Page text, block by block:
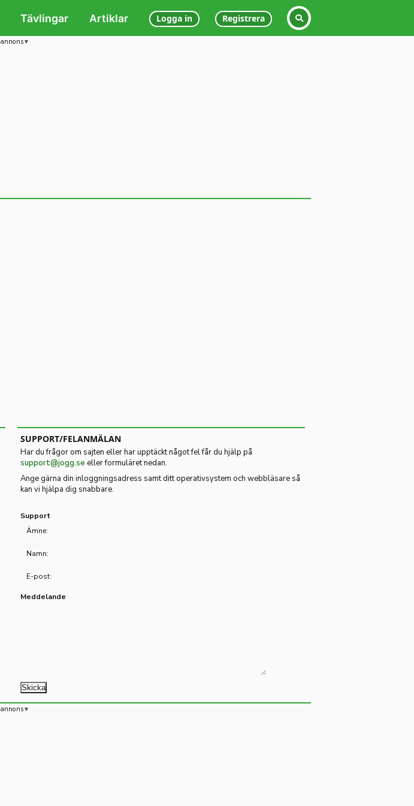
Tävlingar Artiklar Logga in Registrera
annons
SUPPORT/FELANMÄLAN
Har du frågor om sajten eller har upptäckt något fel får du hjälp på
support@jogg.se eller formuläret nedan.
Ange gärna din inloggningsadress samt ditt operativsystem och webbläsare så
kan vi hjälpa dig snabbare.
Support
Ämne:
Namn:
E-post:
Meddelande
annons